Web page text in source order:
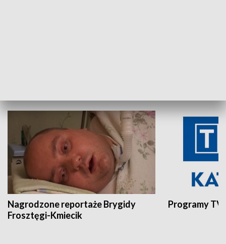
Nagrodzone reportaże Brygidy
Frosztęgi-Kmiecik
Programy